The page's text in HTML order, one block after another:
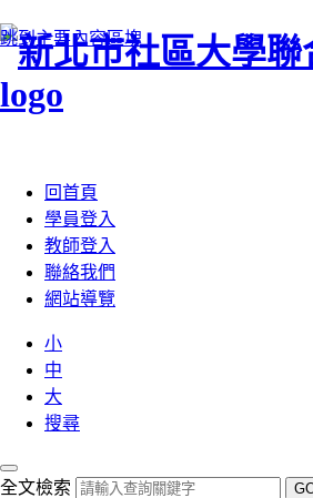
跳到主要內容區塊
回首頁
學員登入
教師登入
聯絡我們
網站導覽
小
中
大
搜尋
全文檢索